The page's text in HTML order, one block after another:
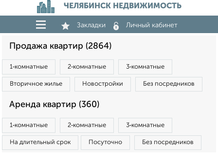
ЧЕЛЯБИНСК НЕДВИЖИМОСТЬ
Закладки Личный кабинет
Продажа квартир (2864)
1‑комнатные 2‑комнатные 3‑комнатные
Вторичное жилье Новостройки Без посредников
Аренда квартир (360)
1‑комнатные 2‑комнатные 3‑комнатные
На длительный срок Посуточно Без посредников